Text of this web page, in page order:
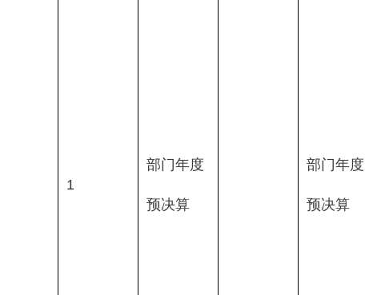
1
部门年度
预决算
部门年度
预决算